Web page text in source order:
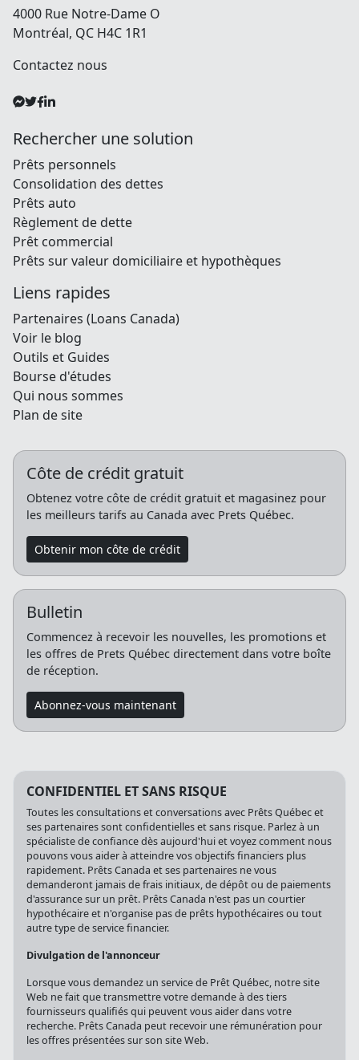
4000 Rue Notre-Dame O
Montréal, QC H4C 1R1
Contactez nous
Rechercher une solution
Prêts personnels
Consolidation des dettes
Prêts auto
Règlement de dette
Prêt commercial
Prêts sur valeur domiciliaire et hypothèques
Liens rapides
Partenaires (Loans Canada)
Voir le blog
Outils et Guides
Bourse d'études
Qui nous sommes
Plan de site
Côte de crédit gratuit
Obtenez votre côte de crédit gratuit et magasinez pour
les meilleurs tarifs au Canada avec Prets Québec.
Obtenir mon côte de crédit
Bulletin
Commencez à recevoir les nouvelles, les promotions et
les offres de Prets Québec directement dans votre boîte
de réception.
Abonnez-vous maintenant
CONFIDENTIEL ET SANS RISQUE
Toutes les consultations et conversations avec Prêts Québec et
ses partenaires sont confidentielles et sans risque. Parlez à un
spécialiste de confiance dès aujourd'hui et voyez comment nous
pouvons vous aider à atteindre vos objectifs financiers plus
rapidement. Prêts Canada et ses partenaires ne vous
demanderont jamais de frais initiaux, de dépôt ou de paiements
d'assurance sur un prêt. Prêts Canada n'est pas un courtier
hypothécaire et n'organise pas de prêts hypothécaires ou tout
autre type de service financier.
Divulgation de l'annonceur
Lorsque vous demandez un service de Prêt Québec, notre site
Web ne fait que transmettre votre demande à des tiers
fournisseurs qualifiés qui peuvent vous aider dans votre
recherche. Prêts Canada peut recevoir une rémunération pour
les offres présentées sur son site Web.